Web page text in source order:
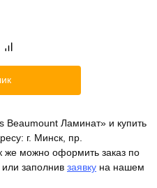
Beaumount Ламинат» и купить
г. Минск, пр.
же можно оформить заказ по
, или заполнив заявку на нашем